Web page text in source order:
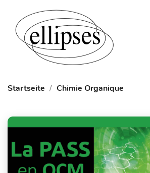
Startseite Chimie Organique